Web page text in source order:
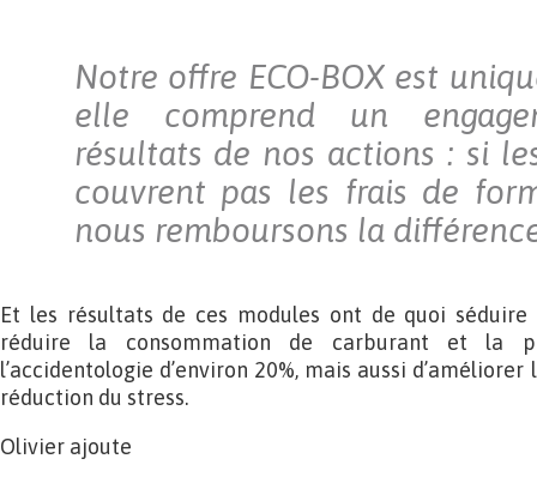
Notre offre ECO-BOX est
elle comprend un
résultats de nos actions : si
couvrent pas les frais de
nous remboursons la
Et les résultats de ces modules ont de quoi séduire
réduire la consommation de carburant et la
l’accidentologie d’environ 20%, mais aussi
réduction du stress.
Olivier ajoute